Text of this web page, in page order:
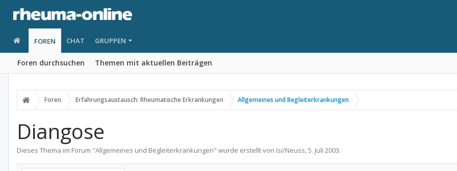
FOREN
Foren durchsuchen Themen mit aktuellen Beiträgen
CHAT GRUPPEN
Foren Erfahrungsaustausch: Rheumatische Erkrankungen Allgemeines und Begleiterkrankungen
Diangose
Dieses Thema im Forum "Allgemeines und Begleiterkrankungen" wurde erstellt von Isi/Neuss,5. Juli 2003.